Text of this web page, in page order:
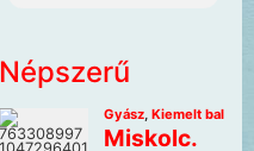
Népszerű